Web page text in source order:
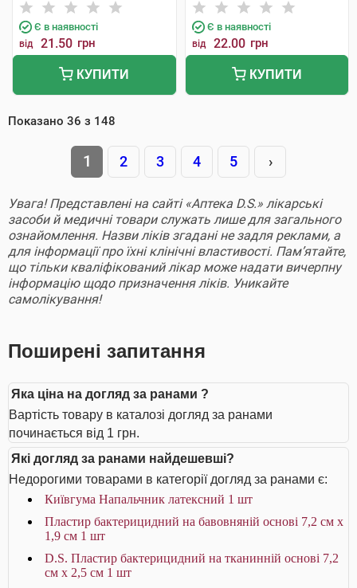
Є в наявності
від 21.50 грн
КУПИТИ
Є в наявності
від 22.00 грн
КУПИТИ
Показано 36 з 148
1 2 3 4 5 ›
Увага! Представлені на сайті «Аптека D.S.» лікарські
засоби й медичні товари служать лише для загального
ознайомлення. Назви ліків згадані не задля реклами, а
для інформації про їхні клінічні властивості. Пам’ятайте,
що тільки кваліфікований лікар може надати вичерпну
інформацію щодо призначення ліків. Уникайте
самолікування!
Поширені запитання
Яка ціна на догляд за ранами ?
Вартість товару в каталозі догляд за ранами
починається від 1 грн.
Які догляд за ранами найдешевші?
Недорогими товарами в категорії догляд за ранами є:
Київгума Напальчник латексний 1 шт
Пластир бактерицидний на бавовняній основі 7,2 см х
1,9 см 1 шт
D.S. Пластир бактерицидний на тканинній основі 7,2
см х 2,5 см 1 шт